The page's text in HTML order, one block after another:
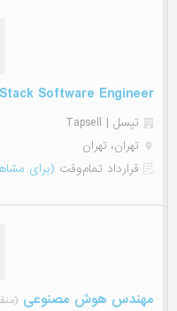
Software Engineer
تپسل | Tapsell
تهران، تهران
قرارداد تمام‌وقت (برای
مهندس هوش مصنوعی